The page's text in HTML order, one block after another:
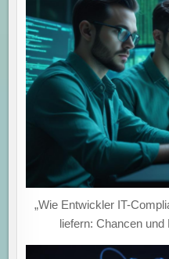
„Wie Entwickler IT-
liefern: Chancen und